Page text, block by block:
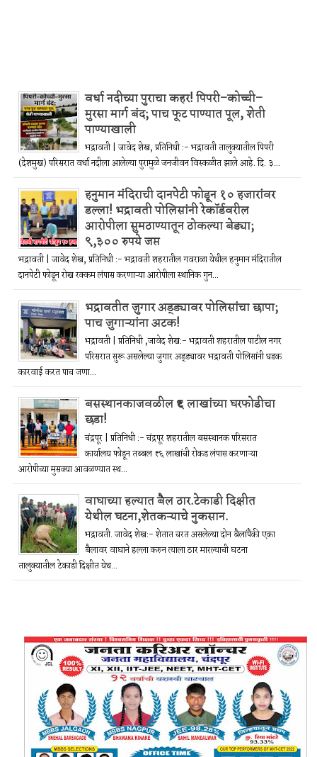
वर्धा नदीच्या पुराचा कहर! पिपरी–कोच्ची–
मुरसा मार्ग बंद; पाच फूट पाण्यात पूल, शेती
पाण्याखाली
भद्रावती | जावेद शेख, प्रतिनिधी :- भद्रावती तालुक्यातील पिपरी
(देशमुख) परिसरात वर्धा नदीला आलेल्या पुरामुळे जनजीवन विस्कळीत झाले आहे. दि. ३...
हनुमान मंदिराची दानपेटी फोडून १० हजारांवर
डल्ला! भद्रावती पोलिसांनी रेकॉर्डवरील
आरोपीला सुमठाण्यातून ठोकल्या बेड्या;
९,३०० रुपये जप्त
भद्रावती | जावेद शेख, प्रतिनिधी :- भद्रावती शहरातील गवराळा येथील हनुमान मंदिरातील
दानपेटी फोडून रोख रक्कम लंपास करणाऱ्या आरोपीला स्थानिक गुन...
भद्रावतीत जुगार अड्ड्यावर पोलिसांचा छापा;
पाच जुगाऱ्यांना अटक!
भद्रावती | प्रतिनिधी ,जावेद शेख:- भद्रावती शहरातील पाटील नगर
परिसरात सुरू असलेल्या जुगार अड्ड्यावर भद्रावती पोलिसांनी धडक
कारवाई करत पाच जणा...
बसस्थानकाजवळील ₹६ लाखांच्या घरफोडीचा
छडा!
चंद्रपूर | प्रतिनिधी :- चंद्रपूर शहरातील बसस्थानक परिसरात
कार्यालय फोडून तब्बल ₹६ लाखांची रोकड लंपास करणाऱ्या
आरोपीच्या मुसक्या आवळण्यात स्थ...
वाघाच्या हल्यात बैल ठार.टेकाडी दिक्षीत
येथील घटना,शेतकऱ्याचे नुकसान.
भद्रावती. जावेद शेख:- शेतात चरत असलेल्या दोन बैलांपैकी एका
बैलावर वाघाने हल्ला करुन त्याला ठार मारल्याची घटना
तालुक्यातील टेकाडी दिक्षीत येथ...